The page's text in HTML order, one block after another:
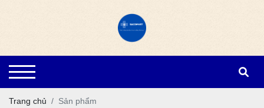
Trang chủ Sản phẩm